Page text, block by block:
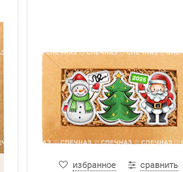
избранное сравнить